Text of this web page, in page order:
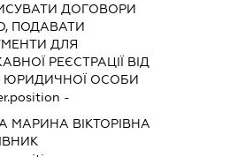
ДОГОВОРИ
ПОДАВАТИ
ДЛЯ
РЕЄСТРАЦІЇ ВІД
ЮРИДИЧНОЇ ОСОБИ
-
МАРИНА ВІКТОРІВНА